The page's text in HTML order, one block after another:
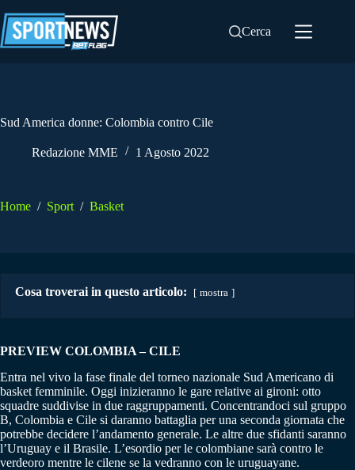
al
contenuto
Cerca
Sud America donne: Colombia contro Cile
Redazione MME 1 Agosto 2022
Home / Sport / Basket
Cosa troverai in questo articolo: mostra
PREVIEW COLOMBIA – CILE
Entra nel vivo la fase finale del torneo nazionale Sud Americano di
basket femminile. Oggi inizieranno le gare relative ai gironi: otto
squadre suddivise in due raggruppamenti. Concentrandoci sul gruppo
B, Colombia e Cile si daranno battaglia per una seconda giornata che
potrebbe decidere l’andamento generale. Le altre due sfidanti saranno
l’Uruguay e il Brasile. L’esordio per le colombiane sarà contro le
verdeoro mentre le cilene se la vedranno con le uruguayane.